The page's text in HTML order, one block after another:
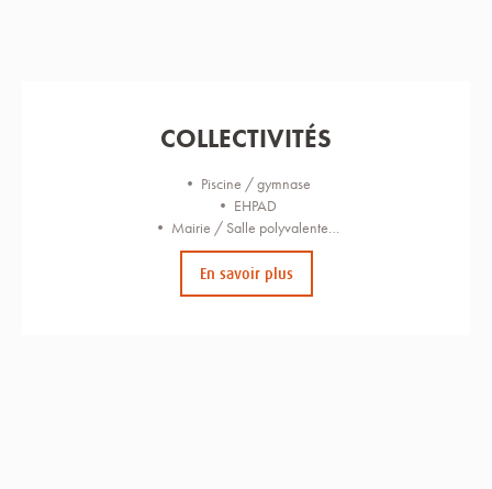
COLLECTIVITÉS
• Piscine / gymnase
• EHPAD
• Mairie / Salle polyvalente…
En savoir plus